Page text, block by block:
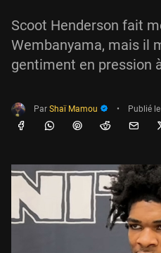
Scoot Henderson fait
Wembanyama, mais il
gentiment en pression
Par Shaï Mamou • Publié le